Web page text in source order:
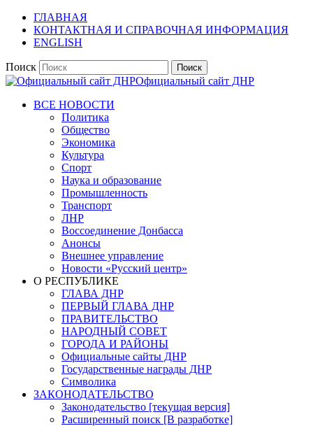
ГЛАВНАЯ
КОНТАКТНАЯ И СПРАВОЧНАЯ ИНФОРМАЦИЯ
ENGLISH
Поиск
Официальный сайт ДНР
ВСЕ НОВОСТИ
Политика
Общество
Экономика
Культура
Спорт
Наука и образование
Промышленность
Транспорт
ЛНР
Воссоединение Донбасса
Анонсы
Внешнее управление
Новости «Русский центр»
О РЕСПУБЛИКЕ
ГЛАВА ДНР
ПЕРВЫЙ ГЛАВА ДНР
ПРАВИТЕЛЬСТВО
НАРОДНЫЙ СОВЕТ
ГОРОДА И РАЙОНЫ
Официальные сайты ДНР
Государственные награды ДНР
Символика
ЗАКОНОДАТЕЛЬСТВО
Законодательство [текущая версия]
Расширенный поиск [В разработке]